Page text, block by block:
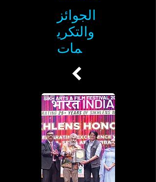
الجوائز
والتكري
مات